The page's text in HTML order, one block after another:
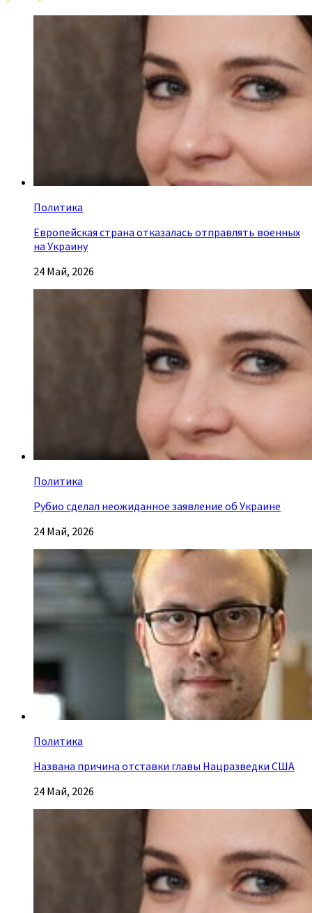
Политика
Европейская страна отказалась отправлять военных
на Украину
24 Май, 2026
Политика
Рубио сделал неожиданное заявление об Украине
24 Май, 2026
Политика
Названа причина отставки главы Нацразведки США
24 Май, 2026